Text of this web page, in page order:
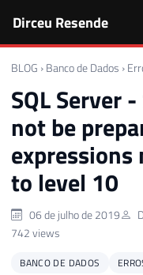
Dirceu Resende
BLOG › Banco de Dados ›
SQL Server
not be
expressions
to level 10
06 de julho de 2019
742 views
BANCO DE DADOS